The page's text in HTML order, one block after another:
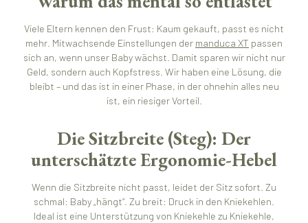
Viele Eltern kennen den Frust: Kaum gekauft, passt es nicht
mehr. Mitwachsende Einstellungen der manduca XT passen
sich an, wenn unser Baby wächst. Damit sparen wir nicht nur
Geld, sondern auch Kopfstress. Wir haben eine Lösung, die
bleibt – und das ist in einer Phase, in der ohnehin alles neu
ist, ein riesiger Vorteil.
Die Sitzbreite (Steg): Der
unterschätzte Ergonomie-Hebel
Wenn die Sitzbreite nicht passt, leidet der Sitz sofort. Zu
schmal: Baby „hängt“. Zu breit: Druck in den Kniekehlen.
Ideal ist eine Unterstützung von Kniekehle zu Kniekehle,